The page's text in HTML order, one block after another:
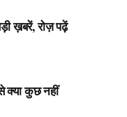
ख़बरें, रोज़ पढ़ें
क्या कुछ नहीं